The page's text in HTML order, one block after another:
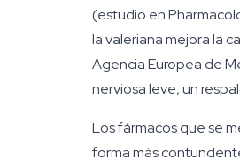
(estudio en
la valeriana mejora la
Agencia Europea de
nerviosa leve, un
Los fármacos que se
forma más